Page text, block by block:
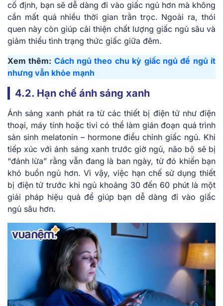
cố định, bạn sẽ dễ dàng đi vào giấc ngủ hơn mà không
cần mất quá nhiều thời gian trằn trọc. Ngoài ra, thói
quen này còn giúp cải thiện chất lượng giấc ngủ sâu và
giảm thiểu tình trạng thức giấc giữa đêm.
Xem thêm: Cách ngủ theo chu kỳ giấc ngủ để ngủ ít
nhưng vẫn khỏe mạnh
4.2. Hạn chế ánh sáng xanh
Ánh sáng xanh phát ra từ các thiết bị điện tử như điện
thoại, máy tính hoặc tivi có thể làm gián đoạn quá trình
sản sinh melatonin – hormone điều chỉnh giấc ngủ. Khi
tiếp xúc với ánh sáng xanh trước giờ ngủ, não bộ sẽ bị
“đánh lừa” rằng vẫn đang là ban ngày, từ đó khiến bạn
khó buồn ngủ hơn. Vì vậy, việc hạn chế sử dụng thiết
bị điện tử trước khi ngủ khoảng 30 đến 60 phút là một
giải pháp hiệu quả để giúp bạn dễ dàng đi vào giấc
ngủ sâu hơn.